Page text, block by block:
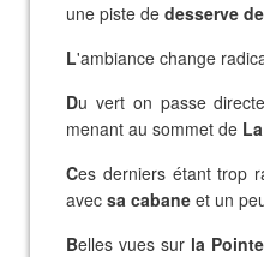
une piste de desserve
L'ambiance change
Du vert on passe
menant au sommet de
Ces derniers étant trop
avec sa cabane et un
Belles vues sur la